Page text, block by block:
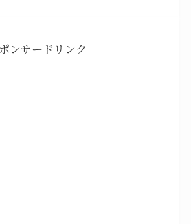
ンサードリンク